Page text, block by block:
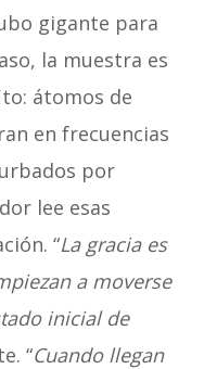
gigante para
la muestra es
átomos de
en frecuencias
por
lee esas
“La gracia es
a moverse
inicial de
“Cuando llegan